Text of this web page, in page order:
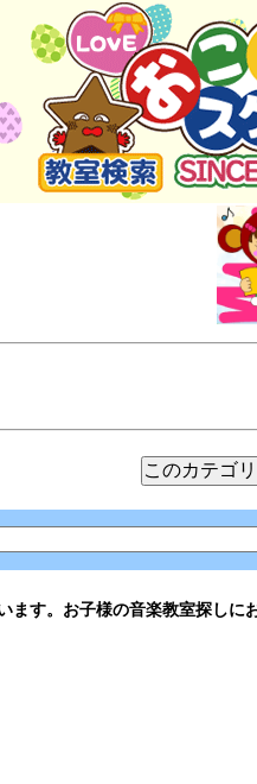
す。お子様の音楽教室探しに